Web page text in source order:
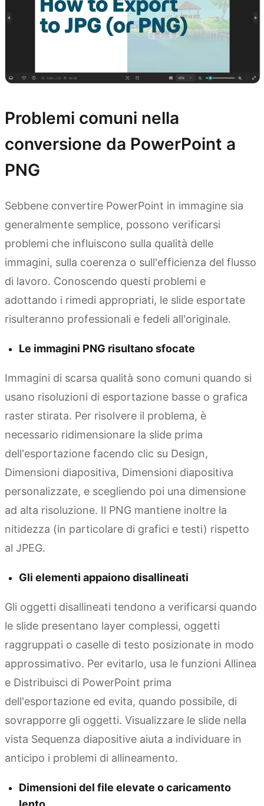
Problemi comuni nella
conversione da PowerPoint a
PNG
Sebbene convertire PowerPoint in immagine sia
generalmente semplice, possono verificarsi
problemi che influiscono sulla qualità delle
immagini, sulla coerenza o sull'efficienza del flusso
di lavoro. Conoscendo questi problemi e
adottando i rimedi appropriati, le slide esportate
risulteranno professionali e fedeli all'originale.
Le immagini PNG risultano sfocate
Immagini di scarsa qualità sono comuni quando si
usano risoluzioni di esportazione basse o grafica
raster stirata. Per risolvere il problema, è
necessario ridimensionare la slide prima
dell'esportazione facendo clic su Design,
Dimensioni diapositiva, Dimensioni diapositiva
personalizzate, e scegliendo poi una dimensione
ad alta risoluzione. Il PNG mantiene inoltre la
nitidezza (in particolare di grafici e testi) rispetto
al JPEG.
Gli elementi appaiono disallineati
Gli oggetti disallineati tendono a verificarsi quando
le slide presentano layer complessi, oggetti
raggruppati o caselle di testo posizionate in modo
approssimativo. Per evitarlo, usa le funzioni Allinea
e Distribuisci di PowerPoint prima
dell'esportazione ed evita, quando possibile, di
sovrapporre gli oggetti. Visualizzare le slide nella
vista Sequenza diapositive aiuta a individuare in
anticipo i problemi di allineamento.
Dimensioni del file elevate o caricamento